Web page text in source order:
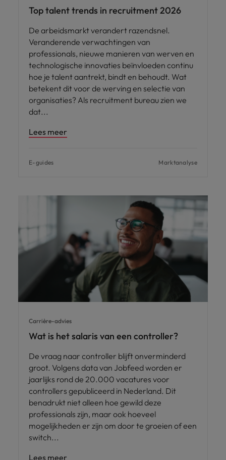
Top talent trends in recruitment 2026
De arbeidsmarkt verandert razendsnel.
Veranderende verwachtingen van
professionals, nieuwe manieren van werven en
technologische innovaties beïnvloeden continu
hoe je talent aantrekt, bindt en behoudt. Wat
betekent dit voor de werving en selectie van
organisaties? Als recruitment bureau zien we
dat
Lees meer
E-guides Marktanalyse
Carrière-advies
Wat is het salaris van een controller?
De vraag naar controller blijft onverminderd
groot. Volgens data van Jobfeed worden er
jaarlijks rond de 20.000 vacatures voor
controllers gepubliceerd in Nederland. Dit
benadrukt niet alleen hoe gewild deze
professionals zijn, maar ook hoeveel
mogelijkheden er zijn om door te groeien of een
switch
Lees meer